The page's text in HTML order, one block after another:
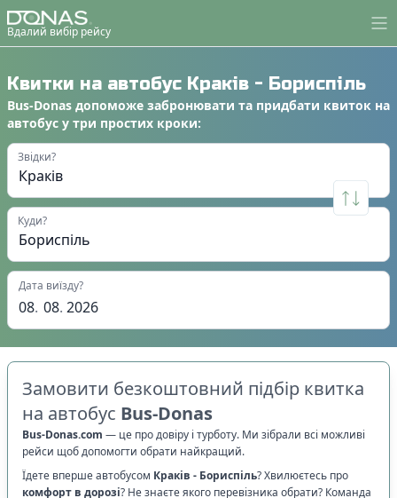
Вдалий вибір рейсу
Квитки на автобус Краків - Бориспіль
Bus-Donas допоможе забронювати та придбати квиток на
автобус у три простих кроки:
Звідки?
Куди?
Дата виїзду?
08. 08. 2026
Замовити безкоштовний підбір квитка
на автобус Bus-Donas
Bus-Donas.com — це про довіру і турботу. Ми зібрали всі можливі
рейси щоб допомогти обрати найкращий.
Їдете вперше автобусом Краків - Бориспіль? Хвилюєтесь про
комфорт в дорозі? Не знаєте якого перевізника обрати? Команда